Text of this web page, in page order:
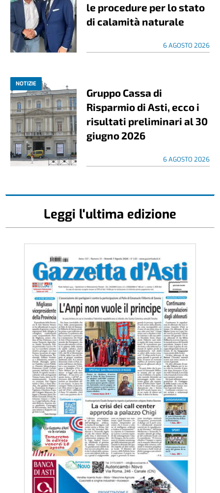
le procedure per lo stato
di calamità naturale
6 AGOSTO 2026
NOTIZIE
Gruppo Cassa di
Risparmio di Asti, ecco i
risultati preliminari al 30
giugno 2026
6 AGOSTO 2026
Leggi l'ultima edizione